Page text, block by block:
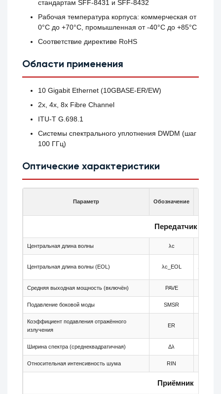
стандартам SFF-8431 и SFF-8432
Рабочая температура корпуса: коммерческая от
0°C до +70°C, промышленная от -40°C до +85°C
Соответствие директиве RoHS
Области применения
10 Gigabit Ethernet (10GBASE-ER/EW)
2x, 4x, 8x Fibre Channel
ITU-T G.698.1
Системы спектрального уплотнения DWDM (шаг
100 ГГц)
Оптические характеристики
Параметр Обозначение
Передатчик
Центральная длина волны λc
Центральная длина волны (EOL) λc_EOL
Средняя выходная мощность (включён) PAVE
Подавление боковой моды SMSR
Коэффициент подавления отражённого
излучения
ER
Ширина спектра (среднеквадратичная) Δλ
Относительная интенсивность шума RIN
Приёмник